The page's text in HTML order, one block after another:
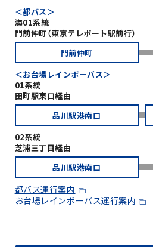
＜都バス＞
海01系統
門前仲町（東京テレポート駅前行）
門前仲町
＜お台場レインボーバス＞
01系統
田町駅東口経由
品川駅港南口
02系統
芝浦三丁目経由
品川駅港南口
都バス運行案内
お台場レインボーバス運行案内